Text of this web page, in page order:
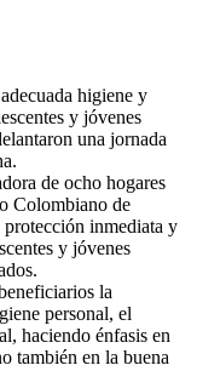
higiene y
y jóvenes
una jornada
de ocho hogares
Colombiano de
protección inmediata y
y jóvenes
la
personal, el
haciendo énfasis en
también en la buena